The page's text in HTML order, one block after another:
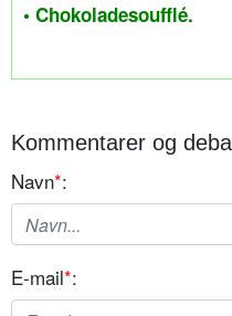
• Chokoladesoufflé.
Kommentarer og
Navn*:
E-mail*: